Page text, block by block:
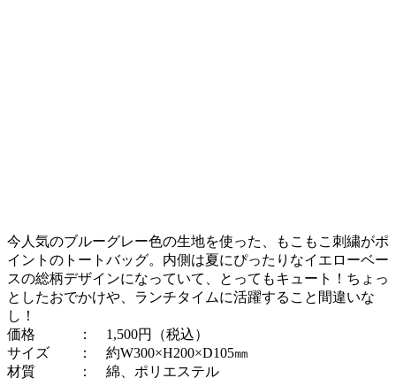
今人気のブルーグレー色の生地を使った、もこもこ刺繍がポ
イントのトートバッグ。内側は夏にぴったりなイエローベー
スの総柄デザインになっていて、とってもキュート！ちょっ
としたおでかけや、ランチタイムに活躍すること間違いな
し！
価格 ： 1,500円（税込）
サイズ ： 約W300×H200×D105㎜
材質 ： 綿、ポリエステル